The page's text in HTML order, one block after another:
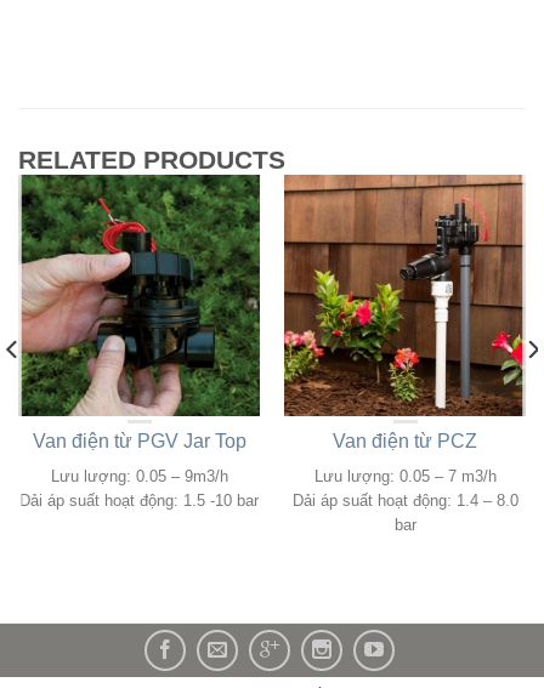
RELATED PRODUCTS
Van điện từ PGV Jar Top
Lưu lượng: 0.05 – 9m3/h
Dải áp suất hoạt động: 1.5 -10 bar
Van điện từ PCZ
Lưu lượng: 0.05 – 7 m3/h
Dải áp suất hoạt động: 1.4 – 8.0
bar